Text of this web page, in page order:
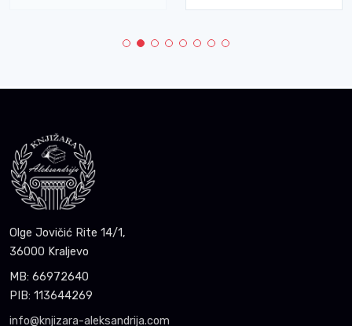
Olge Jovičić Rite 14/1,
36000 Kraljevo
MB: 66972640
PIB: 113644269
info@knjizara-aleksandrija.com